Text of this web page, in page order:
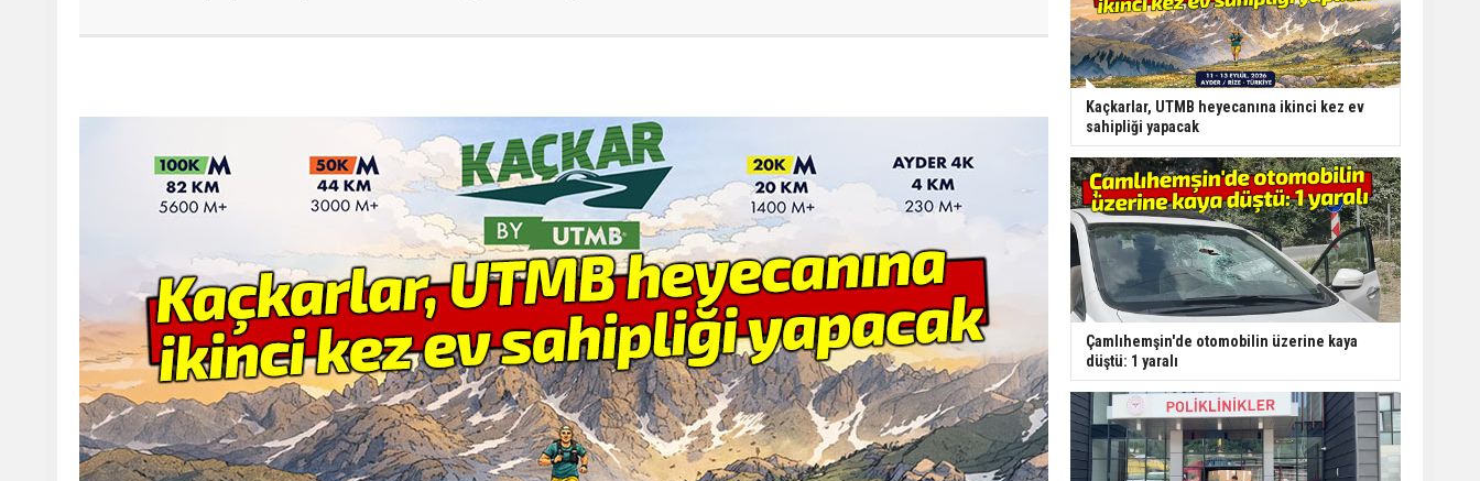
Kaçkarlar, UTMB heyecanına ikinci kez ev
sahipliği yapacak
Çamlıhemşin'de otomobilin üzerine kaya
düştü: 1 yaralı